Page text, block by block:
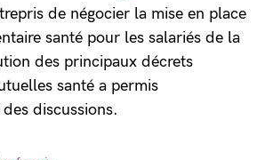
de négocier la mise en place
santé pour les salariés de la
des principaux décrets
santé a permis
discussions.